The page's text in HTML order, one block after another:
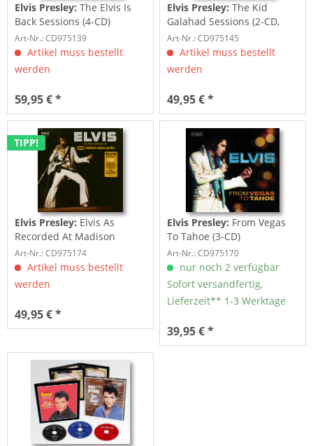
Elvis Presley: The Elvis Is
Back Sessions (4-CD)
Art-Nr.: CD975139
Artikel muss bestellt
werden
59,95 € *
Elvis Presley: The Kid
Galahad Sessions (2-CD,
7inch Deluxe...
Art-Nr.: CD975145
Artikel muss bestellt
werden
49,95 € *
TIPP!
Elvis Presley: Elvis As
Recorded At Madison
Square Garden (3-CD)
Art-Nr.: CD975174
Artikel muss bestellt
werden
49,95 € *
Elvis Presley: From Vegas
To Tahoe (3-CD)
Art-Nr.: CD975170
nur noch 2 verfügbar
Sofort versandfertig,
Lieferzeit** 1-3 Werktage
39,95 € *